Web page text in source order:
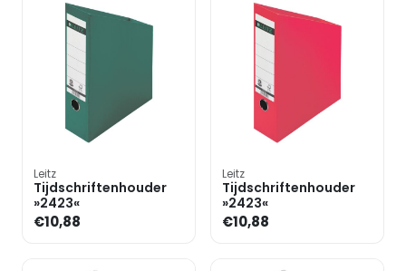
Leitz
Tijdschriftenhouder
»2423«
€10,88
Leitz
Tijdschriftenhouder
»2423«
€10,88